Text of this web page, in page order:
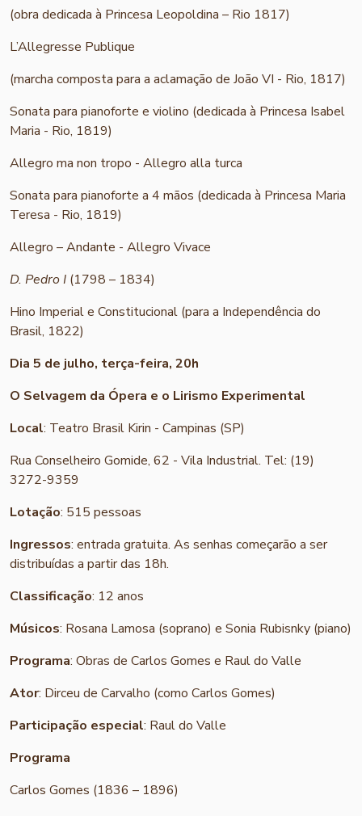
(obra dedicada à Princesa Leopoldina – Rio 1817)
L’Allegresse Publique
(marcha composta para a aclamação de João VI - Rio, 1817)
Sonata para pianoforte e violino (dedicada à Princesa Isabel
Maria - Rio, 1819)
Allegro ma non tropo - Allegro alla turca
Sonata para pianoforte a 4 mãos (dedicada à Princesa Maria
Teresa - Rio, 1819)
Allegro – Andante - Allegro Vivace
D. Pedro I (1798 – 1834)
Hino Imperial e Constitucional (para a Independência do
Brasil, 1822)
Dia 5 de julho, terça-feira, 20h
O Selvagem da Ópera e o Lirismo Experimental
Local: Teatro Brasil Kirin - Campinas (SP)
Rua Conselheiro Gomide, 62 - Vila Industrial. Tel: (19)
3272-9359
Lotação: 515 pessoas
Ingressos: entrada gratuita. As senhas começarão a ser
distribuídas a partir das 18h.
Classificação: 12 anos
Músicos: Rosana Lamosa (soprano) e Sonia Rubisnky (piano)
Programa: Obras de Carlos Gomes e Raul do Valle
Ator: Dirceu de Carvalho (como Carlos Gomes)
Participação especial: Raul do Valle
Programa
Carlos Gomes (1836 – 1896)